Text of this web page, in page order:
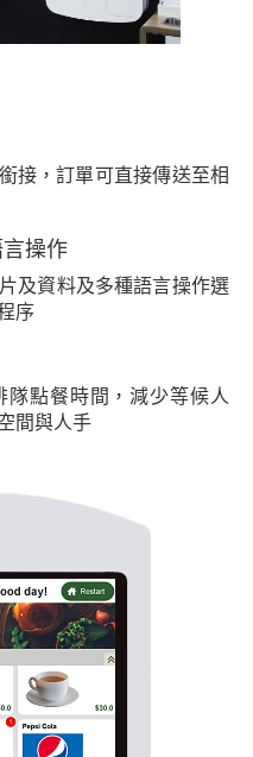
接，訂單可直接傳送至相
操作
及資料及多種語言操作選
序
點餐時間，減少等候人
間與人手